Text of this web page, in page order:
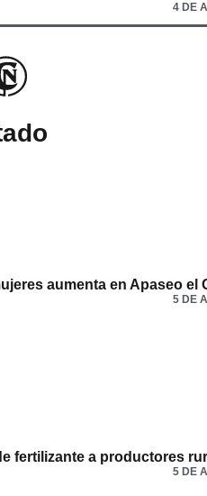
4 DE
aumenta en Apaseo el
5 DE
fertilizante a productores
5 DE